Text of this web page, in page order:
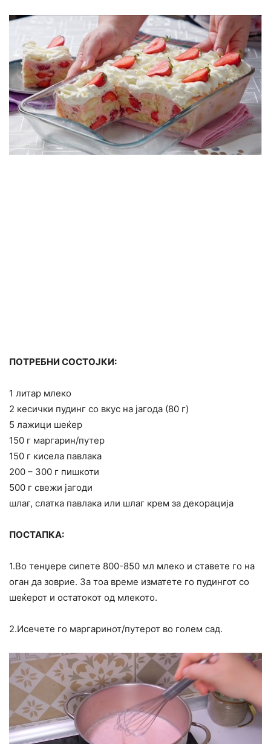
ПОТРЕБНИ СОСТОЈКИ:
1 литар млеко
2 кесички пудинг со вкус на јагода (80 г)
5 лажици шеќер
150 г маргарин/путер
150 г кисела павлака
200 – 300 г пишкоти
500 г свежи јагоди
шлаг, слатка павлака или шлаг крем за декорација
ПОСТАПКА:
1.Во тенџере сипете 800-850 мл млеко и ставете го на
оган да зоврие. За тоа време изматете го пудингот со
шеќерот и остатокот од млекото.
2.Исечете го маргаринот/путерот во голем сад.